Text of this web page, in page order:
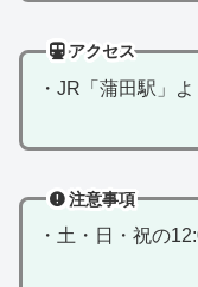
アクセス
・JR「蒲田駅」
注意事項
・土・日・祝の